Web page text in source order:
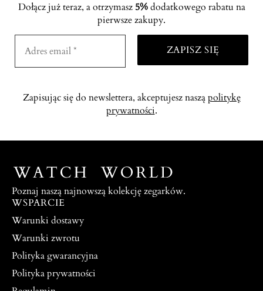
Dołącz już teraz, a otrzymasz 5%dodatkowego rabatu na
pierwsze zakupy.
Zapisując się do newslettera, akceptujesz nasząpolitykę
prywatności.
Poznaj naszą najnowszą kolekcję zegarków.
WSPARCIE
Warunki dostawy
Warunki zwrotu
Polityka gwarancyjna
Polityka prywatności